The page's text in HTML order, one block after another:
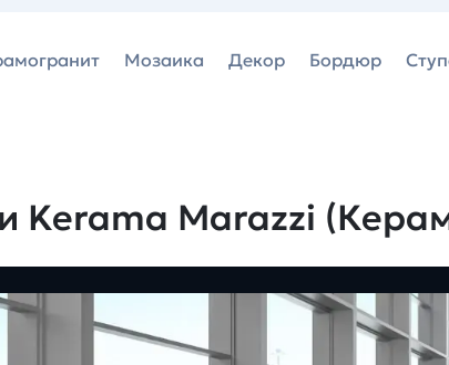
Мозаика Декор Бордюр
Kerama Marazzi